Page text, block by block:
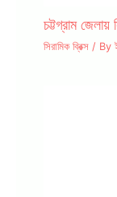
চট্টগ্রাম জেলায়
সিরামিক ব্রিক্স / By